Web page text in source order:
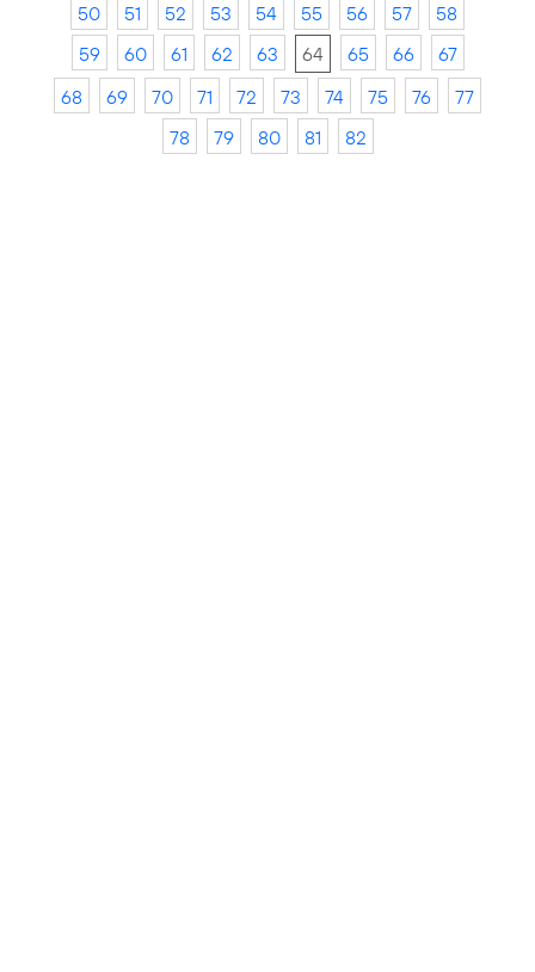
50
51 52 53 54 55 56 57
58
59
60 61 62 63 64 65 66
67
68
69 70 71 72 73 74 75 76
77
78
79 80 81 82